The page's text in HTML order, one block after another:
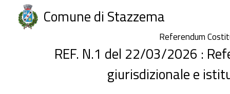
Comune di Stazzema
Referendum
REF. N.1 del 22/03/2026 :
giurisdizionale e